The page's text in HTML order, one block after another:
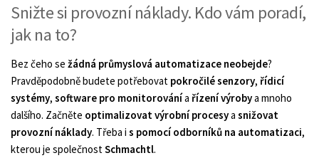
Snižte si provozní náklady. Kdo vám poradí,
jak na to?
Bez čeho se žádná průmyslová automatizace neobejde?
Pravděpodobně budete potřebovat pokročilé senzory, řídicí
systémy, software pro monitorovánía řízení výrobya mnoho
dalšího. Začněte optimalizovat výrobní procesya snižovat
provozní náklady. Třeba i s pomocí odborníků na automatizaci,
kterou je společnost Schmachtl.